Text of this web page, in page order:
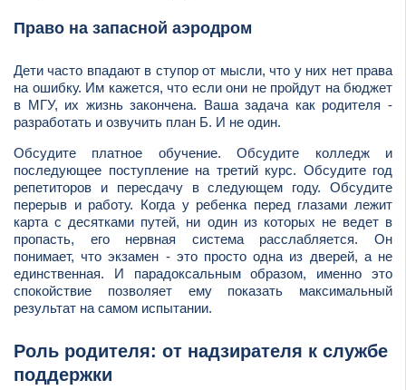
Право на запасной аэродром
Дети часто впадают в ступор от мысли, что у них нет права
на ошибку. Им кажется, что если они не пройдут на бюджет
в МГУ, их жизнь закончена. Ваша задача как родителя -
разработать и озвучить план Б. И не один.
Обсудите платное обучение. Обсудите колледж и
последующее поступление на третий курс. Обсудите год
репетиторов и пересдачу в следующем году. Обсудите
перерыв и работу. Когда у ребенка перед глазами лежит
карта с десятками путей, ни один из которых не ведет в
пропасть, его нервная система расслабляется. Он
понимает, что экзамен - это просто одна из дверей, а не
единственная. И парадоксальным образом, именно это
спокойствие позволяет ему показать максимальный
результат на самом испытании.
Роль родителя: от надзирателя к службе
поддержки